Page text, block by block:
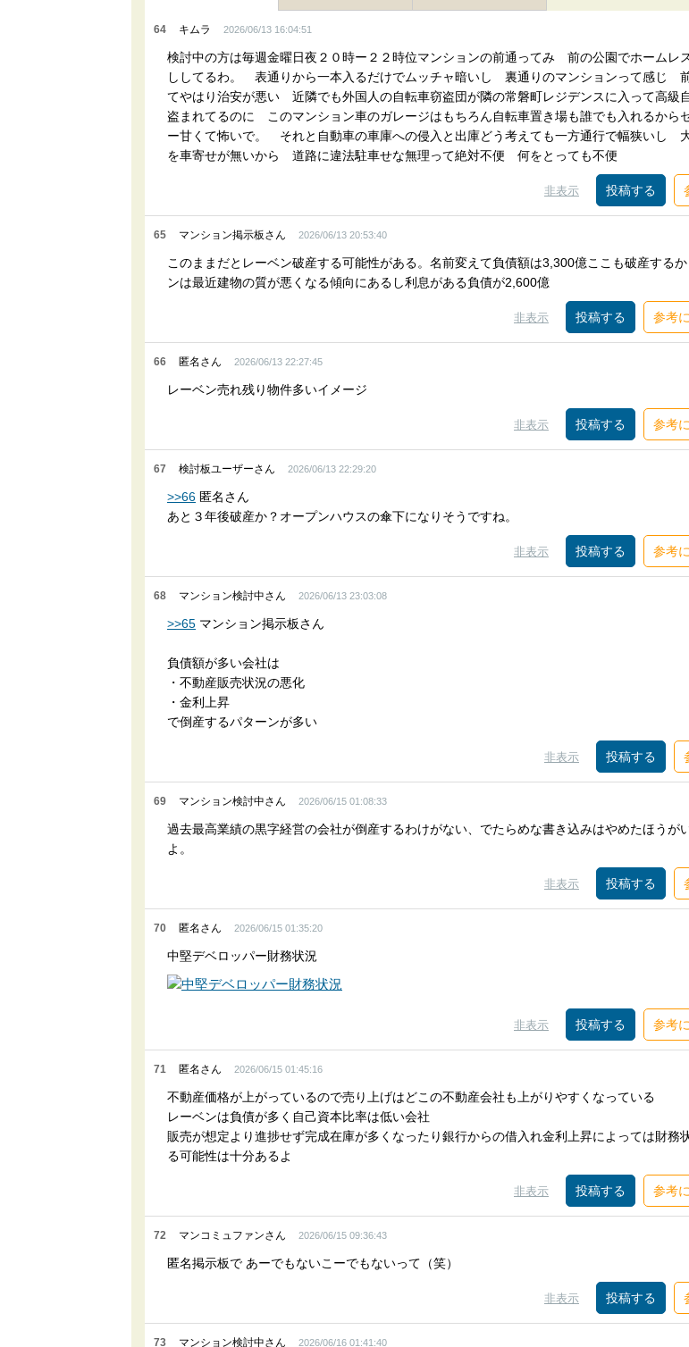
64 キムラ 2026/06/13 16:04:51
検討中の方は毎週金曜日夜２０時ー２２時位マンションの前通ってみ 前の公園でホームレ
ししてるわ。 表通りから一本入るだけでムッチャ暗いし 裏通りのマンションって感じ
てやはり治安が悪い 近隣でも外国人の自転車窃盗団が隣の常磐町レジデンスに入って高級
盗まれてるのに このマンション車のガレージはもちろん自転車置き場も誰でも入れるから
ー甘くて怖いで。 それと自動車の車庫への侵入と出庫どう考えても一方通行で幅狭いし
を車寄せが無いから 道路に違法駐車せな無理って絶対不便 何をとっても不便
非表示
65 マンション掲示板さん 2026/06/13 20:53:40
このままだとレーベン破産する可能性がある。名前変えて負債額は3,300億ここも破産する
ンは最近建物の質が悪くなる傾向にあるし利息がある負債が2,600億
非表示 参考
66 匿名さん 2026/06/13 22:27:45
レーベン売れ残り物件多いイメージ
非表示 参考
67 検討板ユーザーさん 2026/06/13 22:29:20
>>66 匿名さん
あと３年後破産か？オープンハウスの傘下になりそうですね。
非表示 参考
68 マンション検討中さん 2026/06/13 23:03:08
>>65 マンション掲示板さん
負債額が多い会社は
・不動産販売状況の悪化
・金利上昇
で倒産するパターンが多い
非表示
69 マンション検討中さん 2026/06/15 01:08:33
過去最高業績の黒字経営の会社が倒産するわけがない、でたらめな書き込みはやめたほうが
よ。
非表示
70 匿名さん 2026/06/15 01:35:20
中堅デベロッパー財務状況
非表示 参考
71 匿名さん 2026/06/15 01:45:16
不動産価格が上がっているので売り上げはどこの不動産会社も上がりやすくなっている
レーベンは負債が多く自己資本比率は低い会社
販売が想定より進捗せず完成在庫が多くなったり銀行からの借入れ金利上昇によっては財務
る可能性は十分あるよ
非表示 参考
72 マンコミュファンさん 2026/06/15 09:36:43
匿名掲示板で あーでもないこーでもないって（笑）
非表示
73 マンション検討中さん 2026/06/16 01:41:40